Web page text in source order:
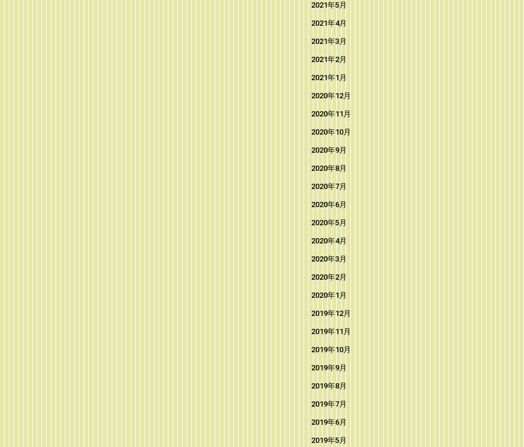
2021年5月
2021年4月
2021年3月
2021年2月
2021年1月
2020年12月
2020年11月
2020年10月
2020年9月
2020年8月
2020年7月
2020年6月
2020年5月
2020年4月
2020年3月
2020年2月
2020年1月
2019年12月
2019年11月
2019年10月
2019年9月
2019年8月
2019年7月
2019年6月
2019年5月